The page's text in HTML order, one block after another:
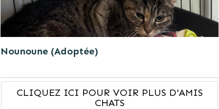
Nounoune (Adoptée)
CLIQUEZ ICI POUR VOIR PLUS D'AMIS
CHATS